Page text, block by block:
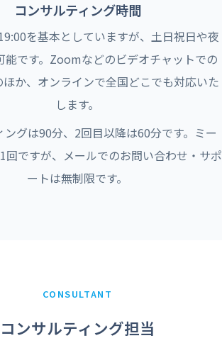
コンサルティング時間
を基本としていますが、土日祝日や夜
能です。Zoomなどのビデオチャットでの
か、オンラインで全国どこでも対応いた
します。
ングは90分、2回目以降は60分です。ミー
回ですが、メールでのお問い合わせ・サポ
ートは無制限です。
CONSULTANT
コンサルティング担当